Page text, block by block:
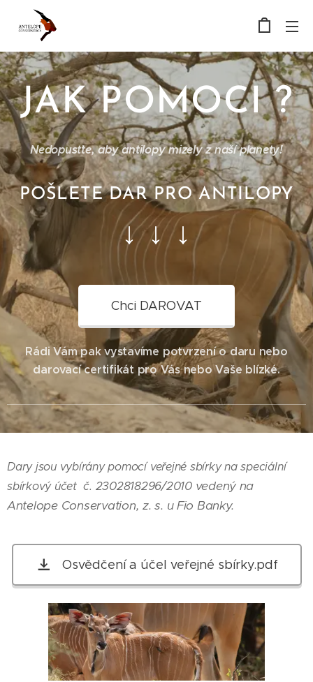
JAK POMOCI ?
Nedopusťte, aby antilopy mizely z naší planety!
POŠLETE DAR PRO ANTILOPY
↓ ↓ ↓
Chci DAROVAT
Rádi Vám pak vystavíme potvrzení o daru nebo
darovací certifikát pro Vás nebo Vaše blízké.
Dary jsou vybírány pomocí veřejné sbírky na speciální
sbírkový účet č. 2302818296/2010 vedený na
Antelope Conservation, z. s. u Fio Banky.
Osvědčení a účel veřejné sbírky.pdf